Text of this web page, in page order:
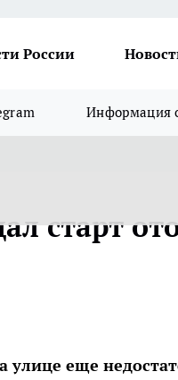
России
Информация
старт
улице еще